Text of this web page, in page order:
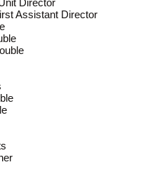
Director
Assistant Director